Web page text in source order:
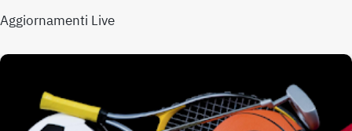
Aggiornamenti Live